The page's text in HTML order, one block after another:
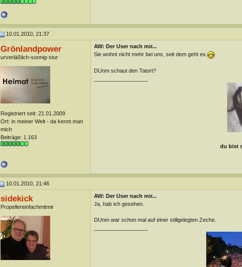
10.01.2010, 21:37
Grönlandpower
urverläßlich-sonnig-stur
Registriert seit: 21.01.2009
Ort: in meiner Welt - da kennt man
mich
Beiträge: 1.163
AW: Der User nach mir...
Sie wohnt nicht mehr bei uns, seit dem geht es.
DUnm schaut den Tatort?
du bist
10.01.2010, 21:46
sidekick
Propellereinfachmitmir
AW: Der User nach mir...
Ja, hab ich gesehen.
DUnm war schon mal auf einer stillgelegten Zeche.